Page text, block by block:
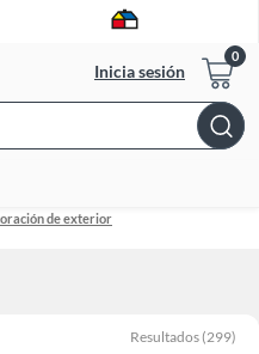
Inicia sesión
Bar
de exterior
Resultados (299)